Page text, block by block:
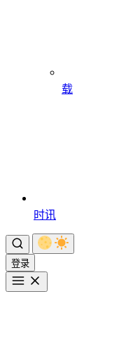
载
时讯
登录